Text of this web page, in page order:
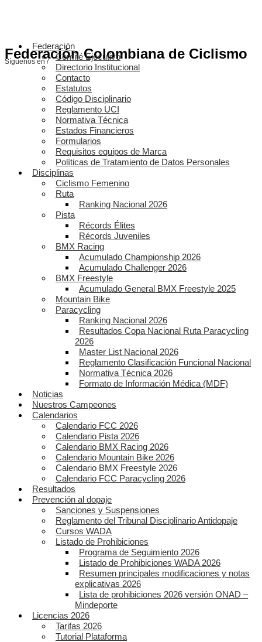
Federación Colombiana de Ciclismo
Síguenos en /
Federación
Comité Ejecutivo
Directorio Institucional
Contacto
Estatutos
Código Disciplinario
Reglamento UCI
Normativa Técnica
Estados Financieros
Formularios
Requisitos equipos de Marca
Políticas de Tratamiento de Datos Personales
Disciplinas
Ciclismo Femenino
Ruta
Ranking Nacional 2026
Pista
Récords Élites
Récords Juveniles
BMX Racing
Acumulado Championship 2026
Acumulado Challenger 2026
BMX Freestyle
Acumulado General BMX Freestyle 2025
Mountain Bike
Paracycling
Ranking Nacional 2026
Resultados Copa Nacional Ruta Paracycling
2026
Master List Nacional 2026
Reglamento Clasificación Funcional Nacional
Normativa Técnica 2026
Formato de Información Médica (MDF)
Noticias
Nuestros Campeones
Calendarios
Calendario FCC 2026
Calendario Pista 2026
Calendario BMX Racing 2026
Calendario Mountain Bike 2026
Calendario BMX Freestyle 2026
Calendario FCC Paracycling 2026
Resultados
Prevención al dopaje
Sanciones y Suspensiones
Reglamento del Tribunal Disciplinario Antidopaje
Cursos WADA
Listado de Prohibiciones
Programa de Seguimiento 2026
Listado de Prohibiciones WADA 2026
Resumen principales modificaciones y notas
explicativas 2026
Lista de prohibiciones 2026 versión ONAD –
Mindeporte
Licencias 2026
Tarifas 2026
Tutorial Plataforma